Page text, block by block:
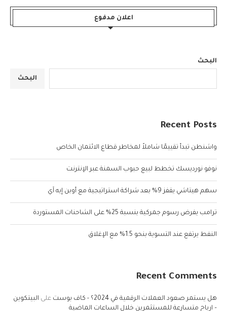
اعلان مدفوع
البحث
البحث
Recent Posts
واشنطن تبدأ تقييمًا شاملاً لمخاطر قطاع الائتمان الخاص
نوفو نورديسك تخطط لبيع حبوب السمنة عبر الإنترنت
سهم هيتاشي يقفز 9% بعد شراكة استراتيجية مع أوبن إيه آي
ترامب يفرض رسوم جمركية بنسبة 25% على الشاحنات المستوردة
النفط يرتفع عند التسوية بنحو 1.5% مع الإغلاق
Recent Comments
هل يستمر صعود العملات الرقمية في 2024؟ - كاف بوست على البيتكوين
– ارباح متسارعة للمستثمرين خلال الساعات الماضية